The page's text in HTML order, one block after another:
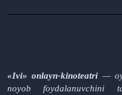
«Ivi» onlayn-kinoteatri —
noyob foydalanuvchini